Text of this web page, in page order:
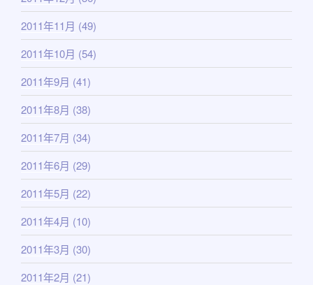
2011年11月 (49)
2011年10月 (54)
2011年9月 (41)
2011年8月 (38)
2011年7月 (34)
2011年6月 (29)
2011年5月 (22)
2011年4月 (10)
2011年3月 (30)
2011年2月 (21)